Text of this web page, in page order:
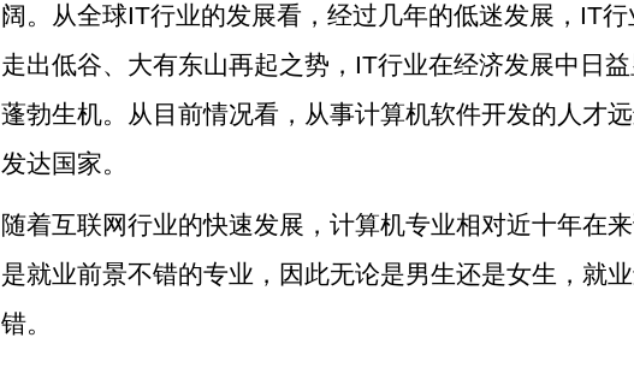
阔。从全球IT行业的发展看，经过几年的低迷发展，IT
走出低谷、大有东山再起之势，IT行业在经济发展中日益
蓬勃生机。从目前情况看，从事计算机软件开发的人才
发达国家。
随着互联网行业的快速发展，计算机专业相对近十年在
是就业前景不错的专业，因此无论是男生还是女生，就
错。